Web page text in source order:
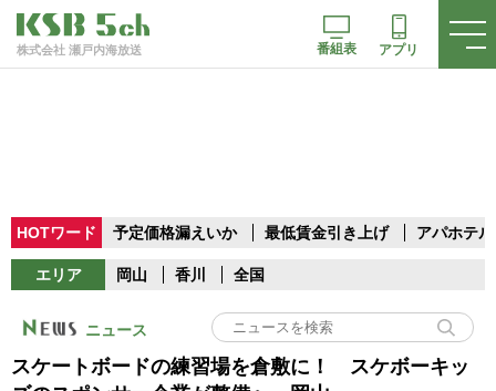
株式会社 瀬戸内海放送 番組表 アプリ
HOTワード 予定価格漏えいか 最低賃金引き上げ アパホテル
エリア 岡山 香川 全国
ニュース
スケートボードの練習場を倉敷に！ スケボーキッ